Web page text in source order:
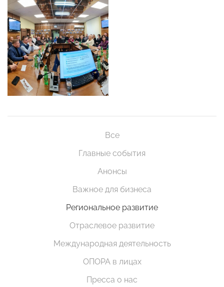
Все
Главные события
Анонсы
Важное для бизнеса
Региональное развитие
Отраслевое развитие
Международная деятельность
ОПОРА в лицах
Пресса о нас